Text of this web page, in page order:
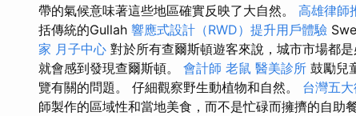
帶的氣候意味著這些地區確實反映了大自然。 高雄律師
括傳統的Gullah 響應式設計（RWD）提升用戶體驗
家 月子中心 對於所有查爾斯頓遊客來說，城市市場都是
就會感到發現查爾斯頓。 會計師 老鼠 醫美診所 鼓勵兒
覽有關的問題。 仔細觀察野生動植物和自然。 台灣五
師製作的區域性和當地美食，而不是忙碌而擁擠的自助